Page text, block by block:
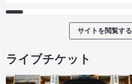
サイトを閲覧する
ライブチケット